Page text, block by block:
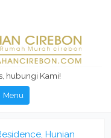
hubungi Kami!
Menu
Hunian